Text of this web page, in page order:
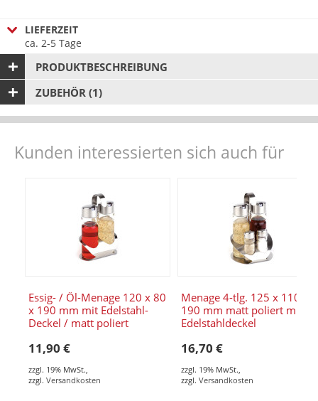
LIEFERZEIT
ca. 2-5 Tage
PRODUKTBESCHREIBUNG
ZUBEHÖR (1)
Kunden interessierten sich auch für
Essig- / Öl-Menage 120 x 80
x 190 mm mit Edelstahl-
Deckel / matt poliert
11,90 €
zzgl. 19% MwSt.
zzgl. Versandkosten
Menage 4-tlg. 125 x 110 x
190 mm matt poliert mit
Edelstahldeckel
16,70 €
zzgl. 19% MwSt.
zzgl. Versandkosten